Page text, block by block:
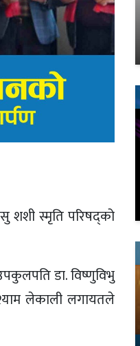
शशी स्मृति परिषद्को
डा. विष्णुविभु
लेकाली लगायतले